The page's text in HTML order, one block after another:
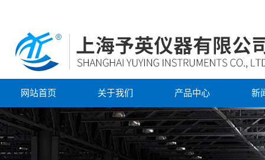
网站首页 关于我们 产品中心 新